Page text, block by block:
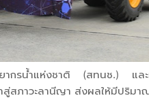
กรน้ำแห่งชาติ (สทนช.) และ
าสู่สภาวะลานีญา ส่งผลให้มีปริ